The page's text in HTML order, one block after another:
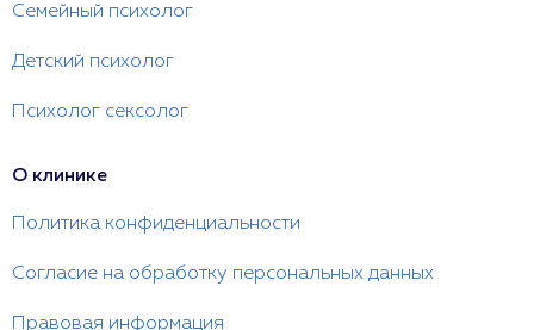
Семейный психолог
Детский психолог
Психолог сексолог
О клинике
Политика конфиденциальности
Согласие на обработку персональных данных
Правовая информация